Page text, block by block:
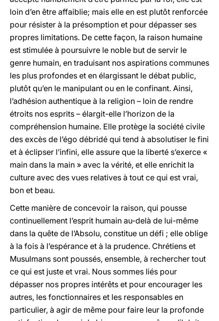
loin d’en être affaiblie; mais elle en est plutôt renforcée
pour résister à la présomption et pour dépasser ses
propres limitations. De cette façon, la raison humaine
est stimulée à poursuivre le noble but de servir le
genre humain, en traduisant nos aspirations communes
les plus profondes et en élargissant le débat public,
plutôt qu’en le manipulant ou en le confinant. Ainsi,
l’adhésion authentique à la religion – loin de rendre
étroits nos esprits – élargit-elle l’horizon de la
compréhension humaine. Elle protège la société civile
des excès de l’égo débridé qui tend à absolutiser le fini
et à éclipser l’infini, elle assure que la liberté s’exerce «
main dans la main » avec la vérité, et elle enrichit la
culture avec des vues relatives à tout ce qui est vrai,
bon et beau.
Cette manière de concevoir la raison, qui pousse
continuellement l’esprit humain au-delà de lui-même
dans la quête de l’Absolu, constitue un défi ; elle oblige
à la fois à l’espérance et à la prudence. Chrétiens et
Musulmans sont poussés, ensemble, à rechercher tout
ce qui est juste et vrai. Nous sommes liés pour
dépasser nos propres intérêts et pour encourager les
autres, les fonctionnaires et les responsables en
particulier, à agir de même pour faire leur la profonde